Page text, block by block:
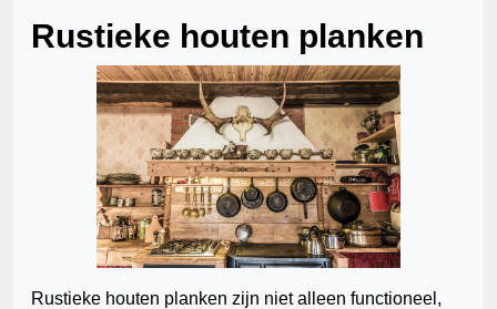
Rustieke houten planken
Rustieke houten planken zijn niet alleen functioneel,